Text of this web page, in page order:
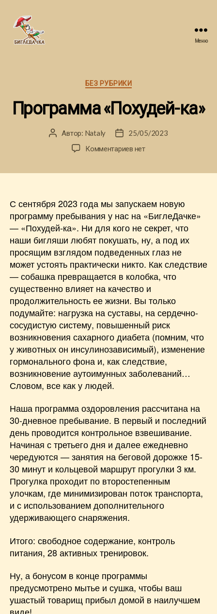
Меню
Рубрики
БЕЗ РУБРИКИ
Программа «Похудей-ка»
Автор
записи
Автор: Nataly
Дата25/05/2023
Комментариевкнет
С сентября 2023 года мы запускаем новую
программу пребывания у нас на «БиглеДачке»
— «Похудей-ка». Ни для кого не секрет, что
наши бигляши любят покушать, ну, а под их
просящим взглядом подведенных глаз не
может устоять практически никто. Как следствие
— собашка превращается в колобка, что
существенно влияет на качество и
продолжительность ее жизни. Вы только
подумайте: нагрузка на суставы, на сердечно-
сосудистую систему, повышенный риск
возникновения сахарного диабета (помним, что
у животных он инсулинозависимый), изменение
гормонального фона и, как следствие,
возникновение аутоимунных заболеваний…
Словом, все как у людей.
Наша программа оздоровления рассчитана на
30-дневное пребывание. В первый и последний
день проводится контрольное взвешивание.
Начиная с третьего дня и далее ежедневно
чередуются — занятия на беговой дорожке 15-
30 минут и кольцевой маршрут прогулки 3 км.
Прогулка проходит по второстепенным
улочкам, где минимизирован поток транспорта,
и с использованием дополнительного
удерживающего снаряжения.
Итого: свободное содержание, контроль
питания, 28 активных тренировок.
Ну, а бонусом в конце программы
предусмотрено мытье и сушка, чтобы ваш
ушастый товарищ прибыл домой в наилучшем